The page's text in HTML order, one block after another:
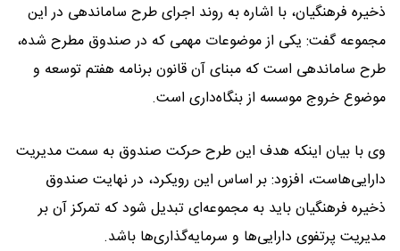
ذخیره فرهنگیان، با اشاره به روند اجرای طرح ساماندهی در این
مجموعه گفت: یکی از موضوعات مهمی که در صندوق مطرح شده،
طرح ساماندهی است که مبنای آن قانون برنامه هفتم توسعه و
موضوع خروج موسسه از بنگاه‌داری است.
وی با بیان اینکه هدف این طرح حرکت صندوق به سمت مدیریت
دارایی‌هاست، افزود: بر اساس این رویکرد، در نهایت صندوق
ذخیره فرهنگیان باید به مجموعه‌ای تبدیل شود که تمرکز آن بر
مدیریت پرتفوی دارایی‌ها و سرمایه‌گذاری‌ها باشد.